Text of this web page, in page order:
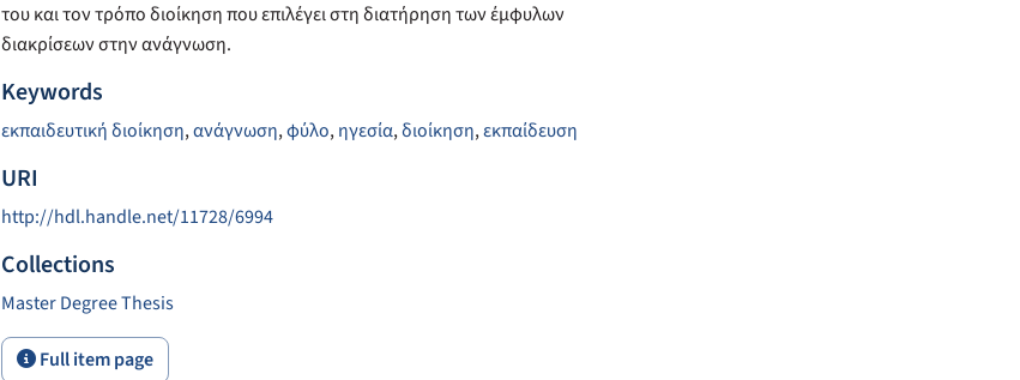
του και τον τρόπο διοίκηση που επιλέγει στη διατήρηση των έμφυλων
διακρίσεων στην ανάγνωση.
Keywords
εκπαιδευτική διοίκηση,ανάγνωση,φύλο,ηγεσία,διοίκηση,εκπαίδευση
URI
http://hdl.handle.net/11728/6994
Collections
Master Degree Thesis
Full item page